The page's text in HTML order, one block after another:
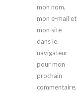
mon nom,
mon e-mail et
mon site
dans le
navigateur
pour mon
prochain
commentaire.